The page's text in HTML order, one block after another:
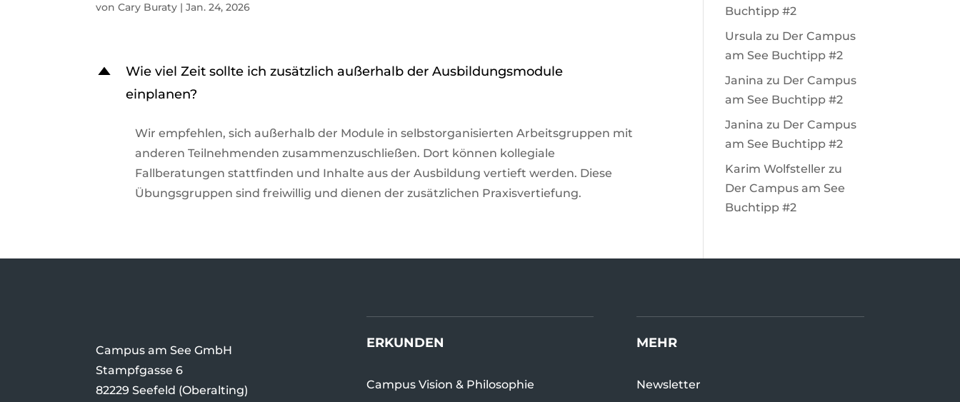
vonCary Buraty |Jan. 24, 2026
D
Wie viel Zeit sollte ich zusätzlich außerhalb der Ausbildungsmodule
einplanen?
Wir empfehlen, sich außerhalb der Module in selbstorganisierten Arbeitsgruppen mit
anderen Teilnehmenden zusammenzuschließen. Dort können kollegiale
Fallberatungen stattfinden und Inhalte aus der Ausbildung vertieft werden. Diese
Übungsgruppen sind freiwillig und dienen der zusätzlichen Praxisvertiefung.
Buchtipp #2
Ursula zu Der Campus
am See Buchtipp #2
Janina zu Der Campus
am See Buchtipp #2
Janina zu Der Campus
am See Buchtipp #2
Karim Wolfsteller zu
Der Campus am See
Buchtipp #2
Campus am See GmbH
Stampfgasse 6
82229 Seefeld (Oberalting)
ERKUNDEN
Campus Vision & Philosophie
MEHR
Newsletter